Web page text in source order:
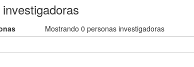
Mostrando 0 personas investigadoras